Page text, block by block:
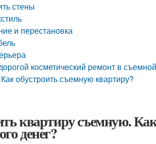
стены
и перестановка
косметический ремонт в
обустроить съемную квартиру?
квартиру съемную.
денег?